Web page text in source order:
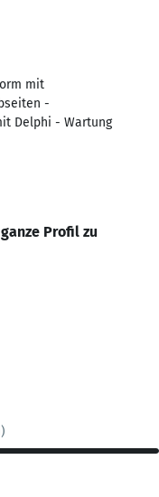
mit
-
Delphi - Wartung
Profil zu